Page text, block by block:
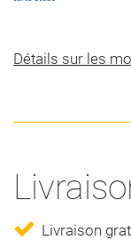
Détails sur les
Livraison